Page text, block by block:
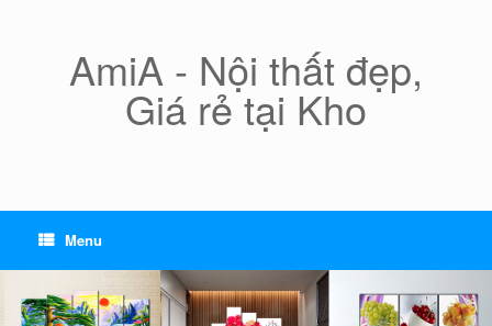
AmiA - Nội thất đẹp,
Giá rẻ tại Kho
Menu